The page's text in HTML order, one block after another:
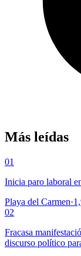
Más leídas
01
Inicia paro laboral
Playa del Carmen·
02
Fracasa
discurso político